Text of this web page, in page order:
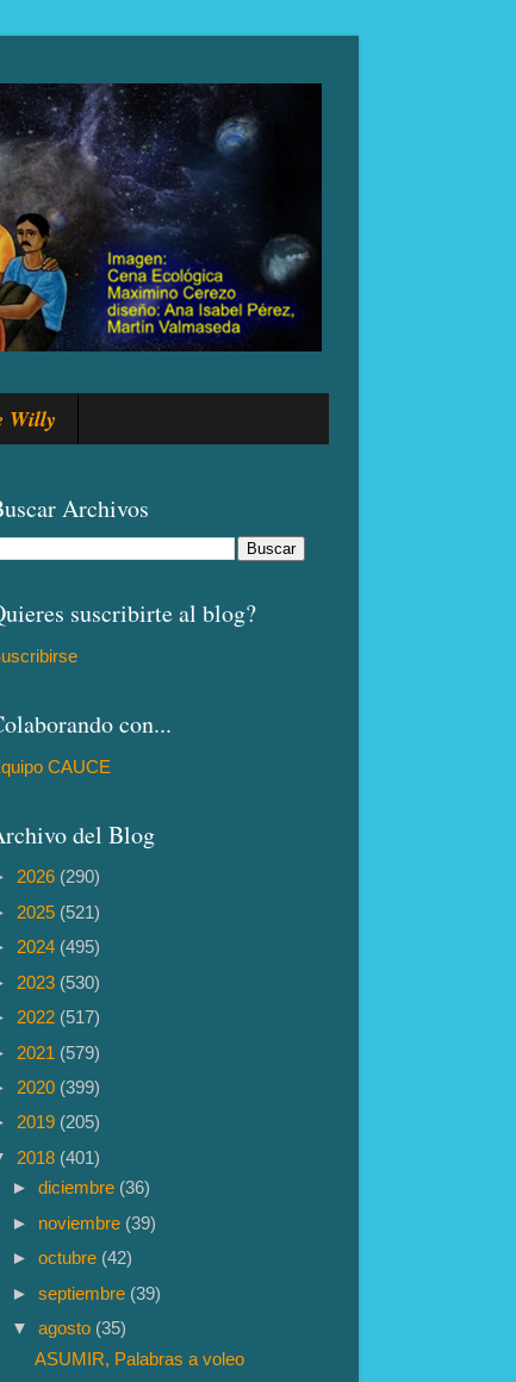
Willy
Archivos
suscribirte al blog?
con...
CAUCE
del Blog
2026 (290)
2025 (521)
2024 (495)
2023 (530)
2022 (517)
2021 (579)
2020 (399)
2019 (205)
2018 (401)
►diciembre (36)
► noviembre (39)
►octubre (42)
►septiembre (39)
▼agosto (35)
ASUMIR, Palabras a voleo